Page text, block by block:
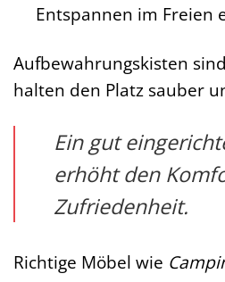
Entspannen im Freien
Aufbewahrungskisten
halten den Platz sauber
Ein gut
erhöht den
Zufriedenheit.
Richtige Möbel wie